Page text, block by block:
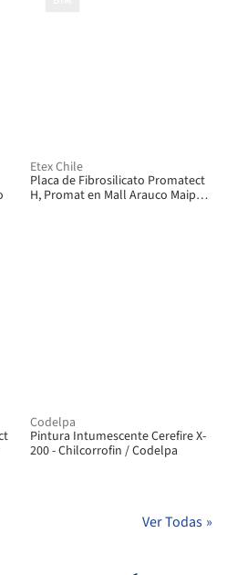
Etex Chile
Placa de Fibrosilicato Promatect
H, Promat en Mall Arauco Maipú /
Ver Todas »
Codelpa
Pintura Intumescente Cerefire X-
200 - Chilcorrofin / Codelpa